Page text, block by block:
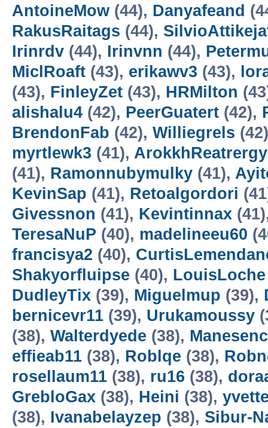
AntoineMow (44), Danyafeand
RakusRaitags (44),
Irinrdv (44), Irinvnn (44),
MiclRoaft (43), erikawv3 (43),
(43), FinleyZet (43), HRMilton
alishalu4 (42), PeerGuatert (42),
BrendonFab (42), Williegrels
myrtlewk3 (41), ArokkhReatrergy
(41), Ramonnubymulky (41),
KevinSap (41), Retoalgordori
Givessnon (41), Kevintinnax
TeresaNuP (40), madelineeu60
francisya2 (40),
Shakyorfluipse (40), LouisLoche
DudleyTix (39), Miguelmup (39),
bernicevr11 (39), Urukamoussy
(38), Walterdyede (38),
effieab11 (38), Roblqe (38),
rosellaum11 (38), ru16 (38),
GrebloGax (38), Heini (38),
(38), Ivanabelayzep (38), Sibur-